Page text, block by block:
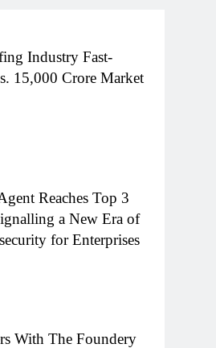
Industry Fast-
15,000 Crore Market
Reaches Top 3
a New Era of
for Enterprises
With The Foundery